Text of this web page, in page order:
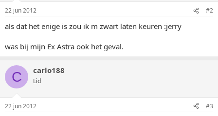
22 jun 2012 #2
als dat het enige is zou ik m zwart laten keuren :jerry
was bij mijn Ex Astra ook het geval.
C carlo188
Lid
22 jun 2012 #3